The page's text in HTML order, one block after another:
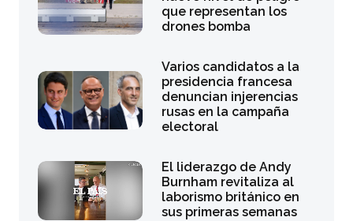
que representan los
drones bomba
Varios candidatos a la
presidencia francesa
denuncian injerencias
rusas en la campaña
electoral
El liderazgo de Andy
Burnham revitaliza al
laborismo británico en
sus primeras semanas